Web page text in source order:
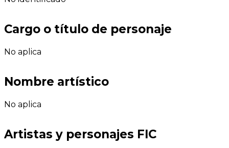
Cargo o título de personaje
No aplica
Nombre artístico
No aplica
Artistas y personajes FIC